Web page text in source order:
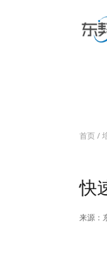
关于我们
预算标准解读项
数智评估
新闻动态
首页 /
快
来源